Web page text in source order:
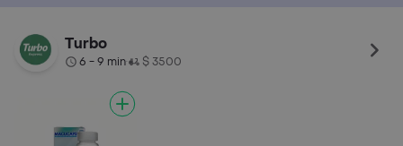
Turbo
6 - 9 min• $ 3500